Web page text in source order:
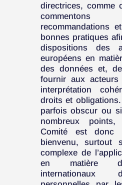
directrices, comme
recommandations
bonnes pratiques
dispositions des
européens en
des données et,
fournir aux acteurs
interprétation
droits et
parfois obscur ou
nombreux points,
Comité est donc
bienvenu, surtout
complexe de
en matière
internationaux